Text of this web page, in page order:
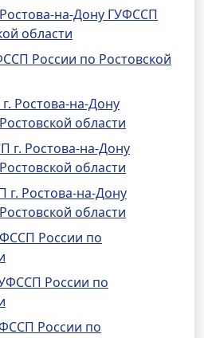
на-Дону ГУФССП
области
России по Ростовской
Ростова-на-Дону
области
г. Ростова-на-Дону
области
г. Ростова-на-Дону
области
России по
России по
России по